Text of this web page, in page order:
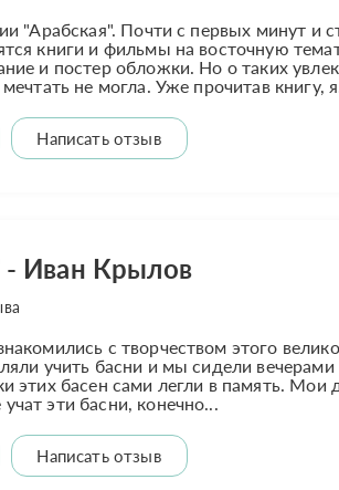
"Арабская". Почти с первых минут и
книги и фильмы на восточную
и постер обложки. Но о таких
не могла. Уже прочитав книгу,
Написать отзыв
- Иван Крылов
с творчеством этого
учить басни и мы сидели
этих басен сами легли в память. Мои
эти басни, конечно...
Написать отзыв